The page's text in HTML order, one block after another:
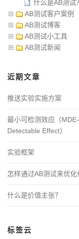
什么是AB测试？
AB测试客户案例
AB测试博客
AB测试小工具
AB测试新闻
近期文章
推送实验实施方案
最小可检测效应（
Detectable Effect）
实验框架
怎样通过AB测试来优化
什么是价值主张？
标签云